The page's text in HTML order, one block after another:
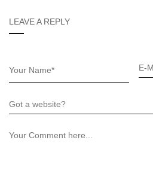
LEAVE A REPLY